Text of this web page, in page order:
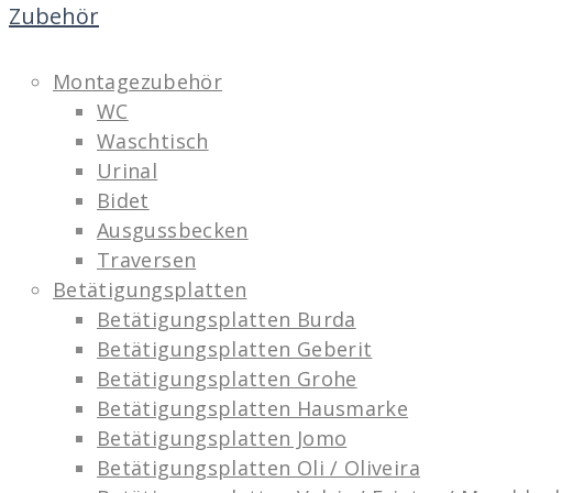
Zubehör
Montagezubehör
WC
Waschtisch
Urinal
Bidet
Ausgussbecken
Traversen
Betätigungsplatten
Betätigungsplatten Burda
Betätigungsplatten Geberit
Betätigungsplatten Grohe
Betätigungsplatten Hausmarke
Betätigungsplatten Jomo
Betätigungsplatten Oli / Oliveira